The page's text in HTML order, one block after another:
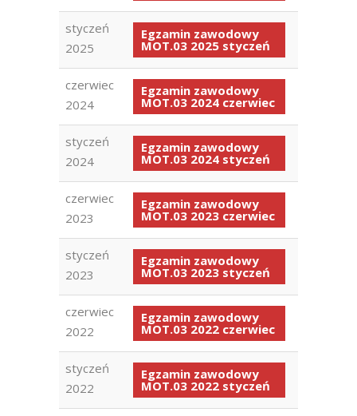
styczeń
2025
Egzamin zawodowy
MOT.03 2025 styczeń
czerwiec
2024
Egzamin zawodowy
MOT.03 2024 czerwiec
styczeń
2024
Egzamin zawodowy
MOT.03 2024 styczeń
czerwiec
2023
Egzamin zawodowy
MOT.03 2023 czerwiec
styczeń
2023
Egzamin zawodowy
MOT.03 2023 styczeń
czerwiec
2022
Egzamin zawodowy
MOT.03 2022 czerwiec
styczeń
2022
Egzamin zawodowy
MOT.03 2022 styczeń